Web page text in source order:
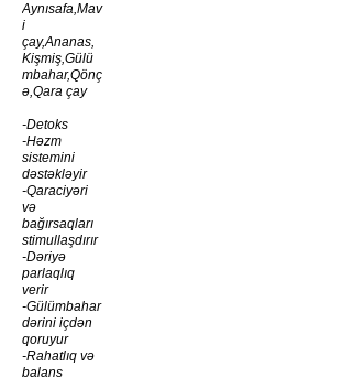
Aynısafa,Mav
i
çay,Ananas,
Kişmiş,Gülü
mbahar,Qönç
ə,Qara çay
-Detoks
-Həzm
sistemini
dəstəkləyir
-Qaraciyəri
və
bağırsaqları
stimullaşdırır
-Dəriyə
parlaqlıq
verir
-Gülümbahar
dərini içdən
qoruyur
-Rahatlıq və
balans